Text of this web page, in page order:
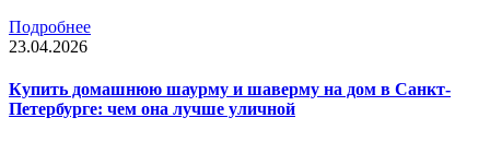
Подробнее
23.04.2026
Купить домашнюю шаурму и шаверму на дом в Санкт-
Петербурге: чем она лучше уличной